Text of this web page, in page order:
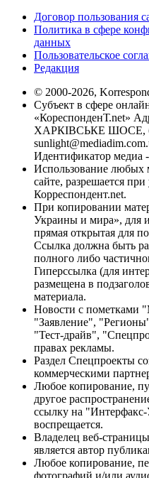
Договор пользования
Политика в сфере
данных
Пользовательское
Редакция
© 2000-2026,
Субъект в сфере
«КореспонденТ.net»
ХАРКІВСЬКЕ ШОСЕ,
Идентификатор медиа
Использование любых
сайте, разрешается
Корреспондент.net.
При копировании
Украины и мира», для
прямая открытая для
Ссылка должна быть
полного либо
Гиперссылка (для
размещена в
материала.
Новости с пометками
"Заявление",
"Тест-драйв",
правах рекламы.
Раздел Спецпроекты
коммерческими
Любое копирование,
другое
ссылку на
воспрещается.
Владелец веб-
является автор
Любое копирование,